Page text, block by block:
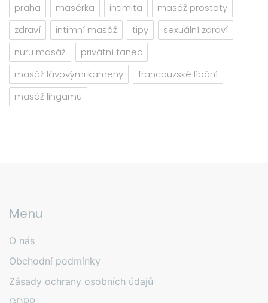
praha
masérka intimita
masáž prostaty
zdraví
intimní masáž tipy
sexuální zdraví
nuru masáž
privátní tanec
masáž lávovými kameny
francouzské líbání
masáž lingamu
Menu
O nás
Obchodní podmínky
Zásady ochrany osobních údajů